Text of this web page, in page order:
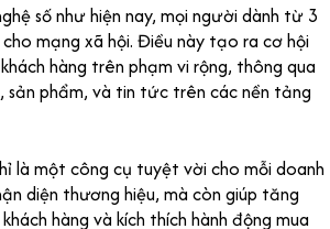
số như hiện nay, mọi người dành từ 3
mạng xã hội. Điều này tạo ra cơ hội
hàng trên phạm vi rộng, thông qua
sản phẩm, và tin tức trên các nền tảng
là một công cụ tuyệt vời cho mỗi doanh
diện thương hiệu, mà còn giúp tăng
hàng và kích thích hành động mua